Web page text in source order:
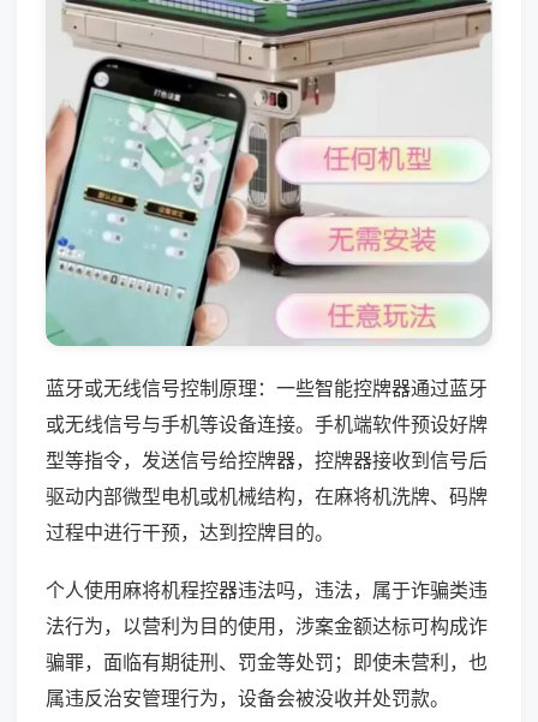
蓝牙或无线信号控制原理：一些智能控牌器通过蓝牙
或无线信号与手机等设备连接。手机端软件预设好牌
型等指令，发送信号给控牌器，控牌器接收到信号后
驱动内部微型电机或机械结构，在麻将机洗牌、码牌
过程中进行干预，达到控牌目的。
个人使用麻将机程控器违法吗，违法，属于诈骗类违
法行为，以营利为目的使用，涉案金额达标可构成诈
骗罪，面临有期徒刑、罚金等处罚；即使未营利，也
属违反治安管理行为，设备会被没收并处罚款。